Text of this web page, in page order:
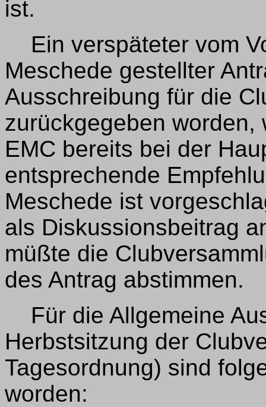
ist.
Ein verspäteter vom
Meschede gestellter
Ausschreibung für die
zurückgegeben
EMC bereits bei der
entsprechende
Meschede ist
als Diskussionsbeitrag
müßte die
des Antrag abstimmen.
Für die Allgemeine
Herbstsitzung der
Tagesordnung) sind
worden: